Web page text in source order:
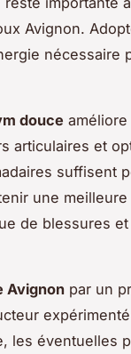
Avignon.
douce
articulaires et
suffisent
une
de blessures
Avignon par un
les éventuelles